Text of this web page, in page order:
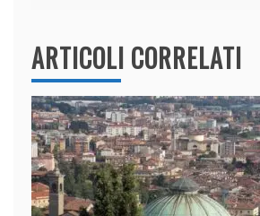
ARTICOLI CORRELATI